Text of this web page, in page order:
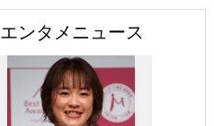
エンタメニュース